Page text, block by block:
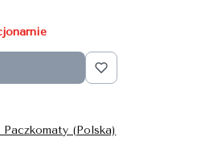
(Polska)